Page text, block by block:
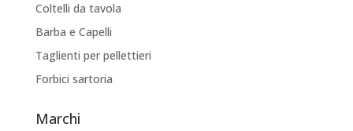
Coltelli da tavola
Barba e Capelli
Taglienti per pellettieri
Forbici sartoria
Marchi